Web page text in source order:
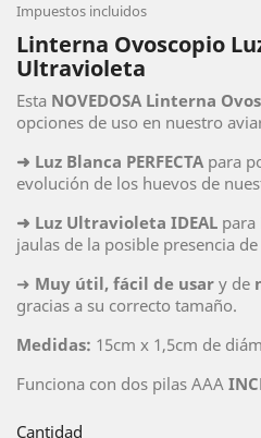
Impuestos incluidos
Linterna Ovoscopio
Ultravioleta
Esta NOVEDOSA Linterna
opciones de uso en nuestro
➜ Luz Blanca PERFECTA para
evolución de los huevos de
➜ Luz Ultravioleta IDEAL para
jaulas de la posible presencia
➜ Muy útil, fácil de usar y de
gracias a su correcto tamaño.
Medidas: 15cm x 1,5cm de
Funciona con dos pilas AAA
Cantidad